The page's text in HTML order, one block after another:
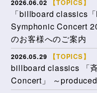
2026.06.02 【TOPICS】
「billboard classics
Symphonic Concert
のお客様へのご案内
2026.05.29 【TOPICS】
billboard classics 「
Concert」 ～